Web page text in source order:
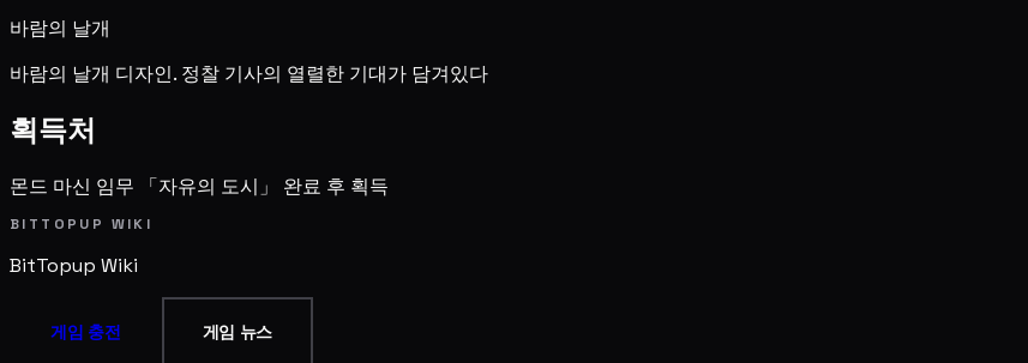
바람의 날개
바람의 날개 디자인. 정찰 기사의 열렬한 기대가 담겨있다
획득처
몬드 마신 임무 「자유의 도시」 완료 후 획득
BITTOPUP WIKI
BitTopup Wiki
게임 충전 게임 뉴스